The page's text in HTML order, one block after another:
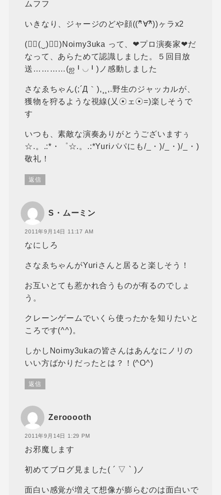
ムフフ
いきなり、ジャージのどや顔((^ิ∀^ิ))ヶラx2
(≖ิ(‿)≖ิ)Noimy3uka って、❤プロ演奏家❤だ
なって、あらためて認識しました。５回目放
送…………(ஐ╹◡╹)ノ感動しました
さなゑちゃん(;´Д｀),¸¸,.野生のジャッカルが、
獲物を狩るような視線(乂☉ェ☉=)楽しそうで
す
いつも、素敵な演奏ありがとうございますぅ
☆.。.:*・゜☆.。.:*Yuriパパにも/_・)/_・)/_・)
敬礼！
返信
S・ムーミン
2011年9月14日 11:17 AM
なにしろ
さなゑちゃんがYuriさんと居ると楽しそう！
お互いとても惹かれ合うものが有るのでしょ
う。
クレーンゲームでいくら使ったかを知りたいと
ころです(^^)。
しかしNoimy3ukaの皆さんはあんなにノリの
いい方ばかりだったとは？！(^O^)
返信
Zerooooth
2011年9月14日 1:29 PM
お邪魔します
初めてブログ見ました( ´ ▽ ` )ノ
面白い感覚が増えて想像が膨らむのは面白いで